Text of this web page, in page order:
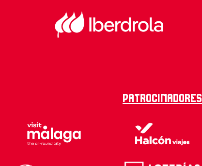
Patrocinadores